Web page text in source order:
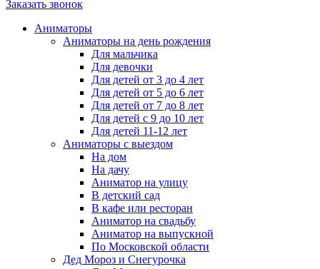
Заказать звонок
Аниматоры
Аниматоры на день рождения
Для мальчика
Для девочки
Для детей от 3 до 4 лет
Для детей от 5 до 6 лет
Для детей от 7 до 8 лет
Для детей с 9 до 10 лет
Для детей 11-12 лет
Аниматоры с выездом
На дом
На дачу
Аниматор на улицу
В детский сад
В кафе или ресторан
Аниматор на свадьбу
Аниматор на выпускной
По Московской области
Дед Мороз и Снегурочка